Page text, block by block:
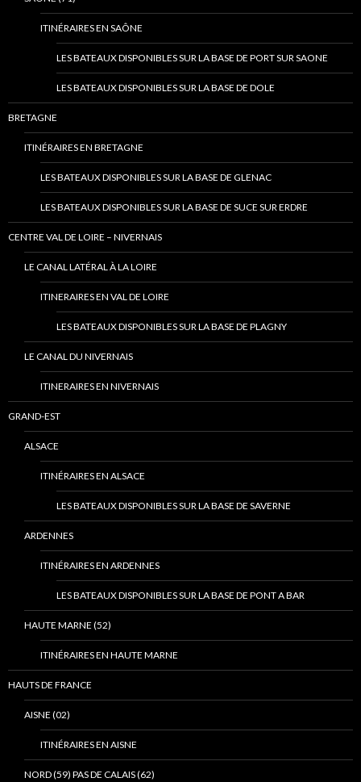
ITINÉRAIRES EN SAÔNE
LES BATEAUX DISPONIBLES SUR LA BASE DE PORT SUR SAONE
LES BATEAUX DISPONIBLES SUR LA BASE DE DOLE
BRETAGNE
ITINÉRAIRES EN BRETAGNE
LES BATEAUX DISPONIBLES SUR LA BASE DE GLENAC
LES BATEAUX DISPONIBLES SUR LA BASE DE SUCE SUR ERDRE
CENTRE VAL DE LOIRE – NIVERNAIS
LE CANAL LATÉRAL À LA LOIRE
ITINERAIRES EN VAL DE LOIRE
LES BATEAUX DISPONIBLES SUR LA BASE DE PLAGNY
LE CANAL DU NIVERNAIS
ITINERAIRES EN NIVERNAIS
GRAND-EST
ALSACE
ITINÉRAIRES EN ALSACE
LES BATEAUX DISPONIBLES SUR LA BASE DE SAVERNE
ARDENNES
ITINÉRAIRES EN ARDENNES
LES BATEAUX DISPONIBLES SUR LA BASE DE PONT A BAR
HAUTE MARNE (52)
ITINÉRAIRES EN HAUTE MARNE
HAUTS DE FRANCE
AISNE (02)
ITINÉRAIRES EN AISNE
NORD (59) PAS DE CALAIS (62)